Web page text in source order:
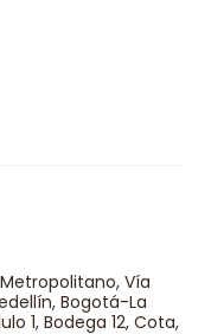
Vía
Bogotá-La
1, Bodega 12, Cota,